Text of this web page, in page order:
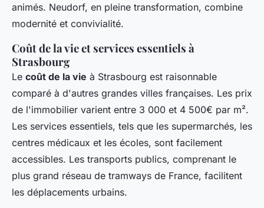
animés. Neudorf, en pleine transformation, combine
modernité et convivialité.
Coût de la vie et services essentiels à
Strasbourg
Le coût de la vie à Strasbourg est raisonnable
comparé à d'autres grandes villes françaises. Les prix
de l'immobilier varient entre 3 000 et 4 500€ par m².
Les services essentiels, tels que les supermarchés, les
centres médicaux et les écoles, sont facilement
accessibles. Les transports publics, comprenant le
plus grand réseau de tramways de France, facilitent
les déplacements urbains.